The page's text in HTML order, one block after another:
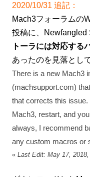
2020/10/31 追記：
Mach3フォーラムの
投稿に、Newfangled
トーラには対応する
あったのを見落とし
There is a new Mach3
(machsupport.com)
that corrects this
Mach3, restart, and
always, I recommend
any custom macros or
« Last Edit: May 17,